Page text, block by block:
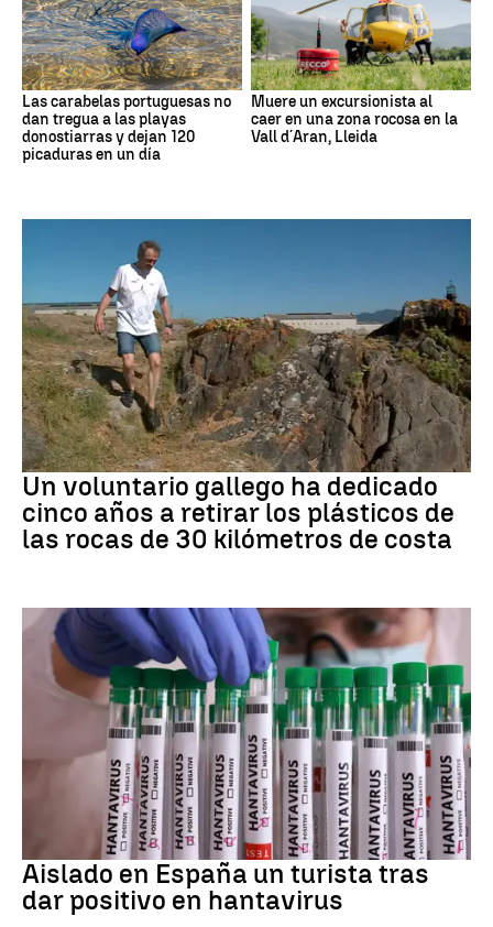
Las carabelas portuguesas no
dan tregua a las playas
donostiarras y dejan 120
picaduras en un día
Muere un excursionista al
caer en una zona rocosa en la
Vall d´Aran, Lleida
Medio ambiente
Un voluntario gallego ha dedicado
cinco años a retirar los plásticos de
las rocas de 30 kilómetros de costa
Aislado en España un turista tras
dar positivo en hantavirus